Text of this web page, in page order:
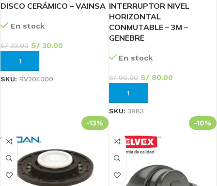
DISCO CERÁMICO – VAINSA
En stock
S/33.00 S/ 30.00
AÑADIR AL CARRITO
SKU: RV204000
INTERRUPTOR NIVEL
HORIZONTAL
CONMUTABLE – 3M –
GENEBRE
En stock
S/90.00 S/80.00
AÑADIR AL CARRITO
SKU: 3883
-13% -10%